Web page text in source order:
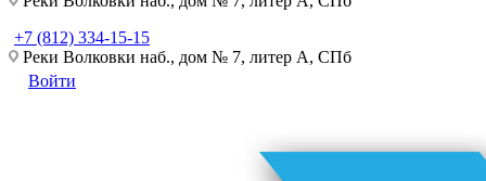
+7 (812) 334-15-15
Реки Волковки наб., дом № 7, литер А, СПб
Войти